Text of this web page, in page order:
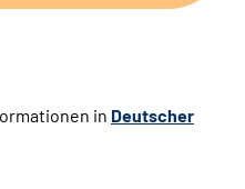
in Deutscher